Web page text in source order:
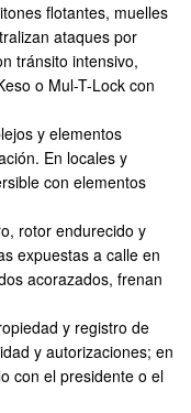
flotantes, muelles
ataques por
tránsito intensivo,
o Mul-T-Lock con
y elementos
En locales y
con elementos
rotor endurecido y
expuestas a calle en
acorazados, frenan
y registro de
y autorizaciones; en
con el presidente o el